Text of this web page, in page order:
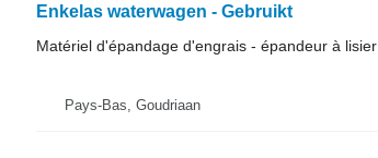
Enkelas waterwagen - Gebruikt
Matériel d'épandage d'engrais - épandeur à lisier
Pays-Bas, Goudriaan